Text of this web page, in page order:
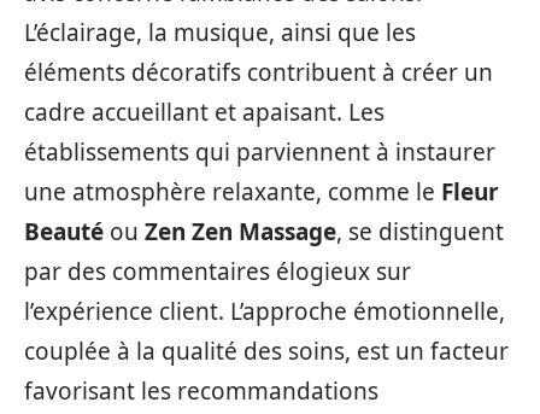
L’éclairage, la musique, ainsi que les
éléments décoratifs contribuent à créer un
cadre accueillant et apaisant. Les
établissements qui parviennent à instaurer
une atmosphère relaxante, comme le Fleur
Beauté ou Zen Zen Massage, se distinguent
par des commentaires élogieux sur
l’expérience client. L’approche émotionnelle,
couplée à la qualité des soins, est un facteur
favorisant les recommandations